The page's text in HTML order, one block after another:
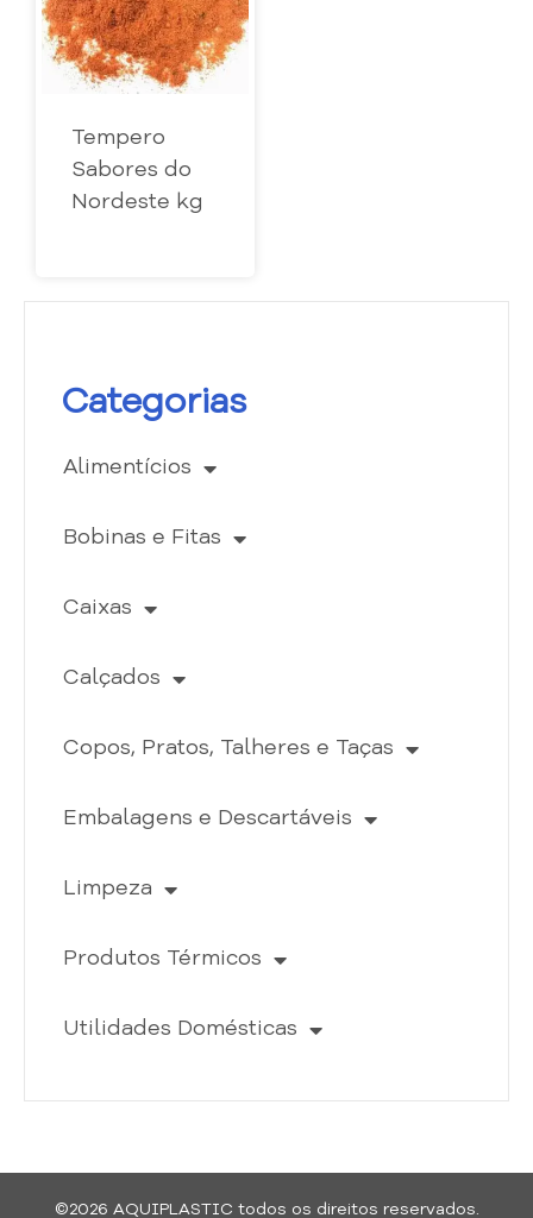
Categorias
Alimentícios
Bobinas e Fitas
Caixas
Calçados
Copos, Pratos, Talheres e Taças
Embalagens e Descartáveis
Limpeza
Produtos Térmicos
Utilidades Domésticas
Tempero
Sabores do
Nordeste kg
©2026 AQUIPLASTIC todos os direitos reservados.